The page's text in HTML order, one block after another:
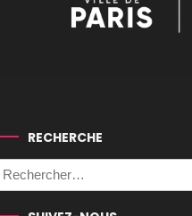
RECHERCHE